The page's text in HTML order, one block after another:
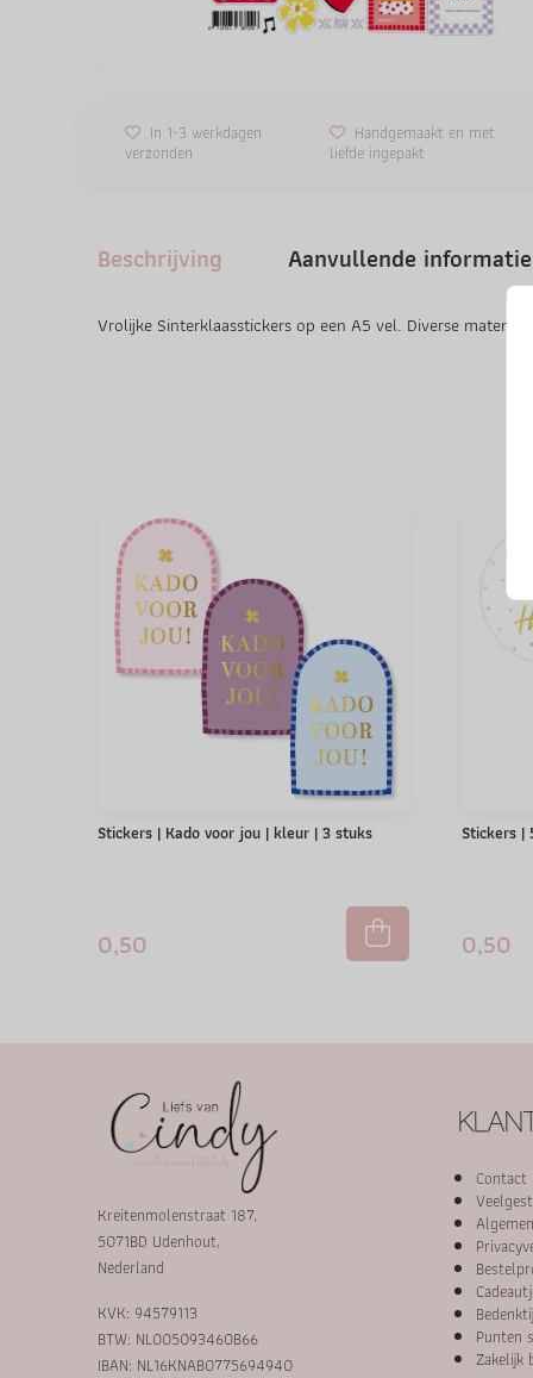
In 1-3 werkdagen
verzonden
Handgemaakt en met
liefde ingepakt
Beschrijving Aanvullende informatie
Vrolijke Sinterklaasstickers op een A5 vel. Diverse maten
Stickers | Kado voor jou | kleur | 3 stuks
0,50
Stickers |
0,50
Kreitenmolenstraat 187,
5071BD Udenhout,
Nederland
KVK: 94579113
BTW: NL005093460B66
IBAN: NL16KNAB0775694940
Contact
Punten
Zakelijk